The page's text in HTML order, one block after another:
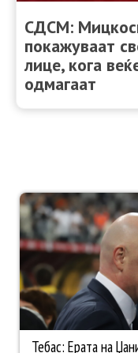
СДСМ:
покажуваат
лице, кога
одмагаат